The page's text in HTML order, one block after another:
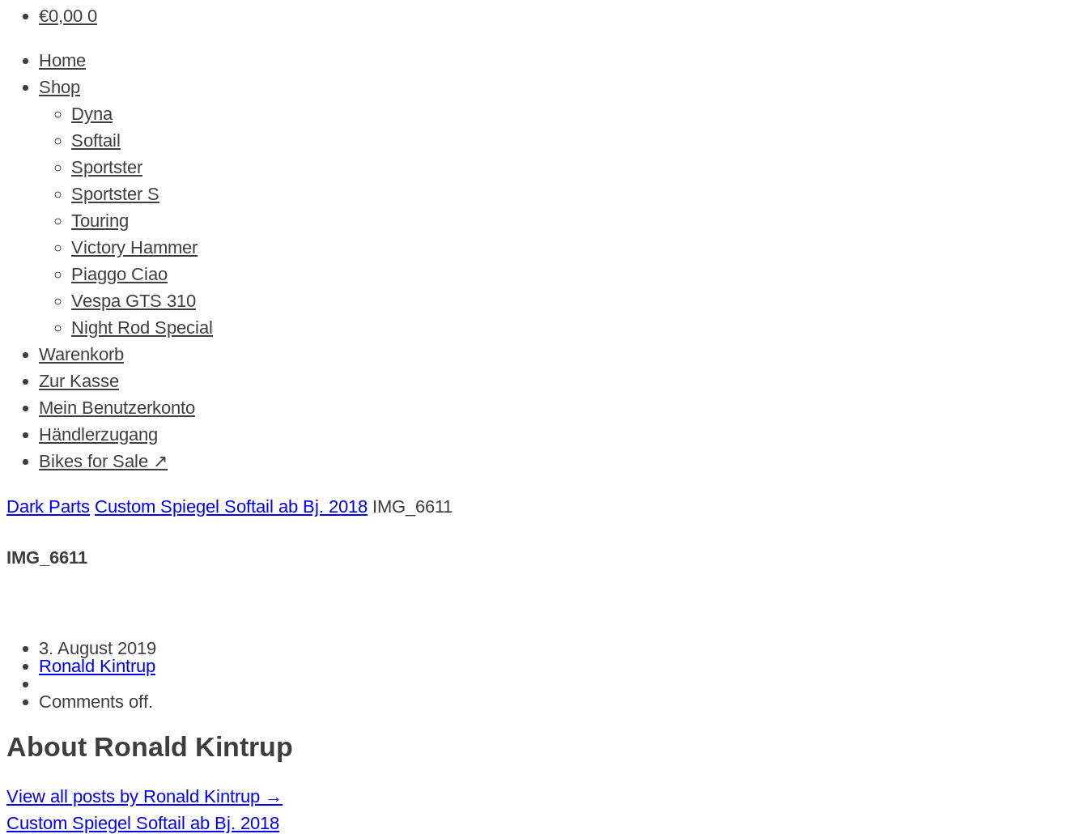
€0,00 0
Home
Shop
Dyna
Softail
Sportster
Sportster S
Touring
Victory Hammer
Piaggo Ciao
Vespa GTS 310
Night Rod Special
Warenkorb
Zur Kasse
Mein Benutzerkonto
Händlerzugang
Bikes for Sale ↗
Dark Parts Custom Spiegel Softail ab Bj. 2018 IMG_6611
IMG_6611
3. August 2019
Ronald Kintrup
Comments off.
About Ronald Kintrup
View all posts by Ronald Kintrup →
Custom Spiegel Softail ab Bj. 2018